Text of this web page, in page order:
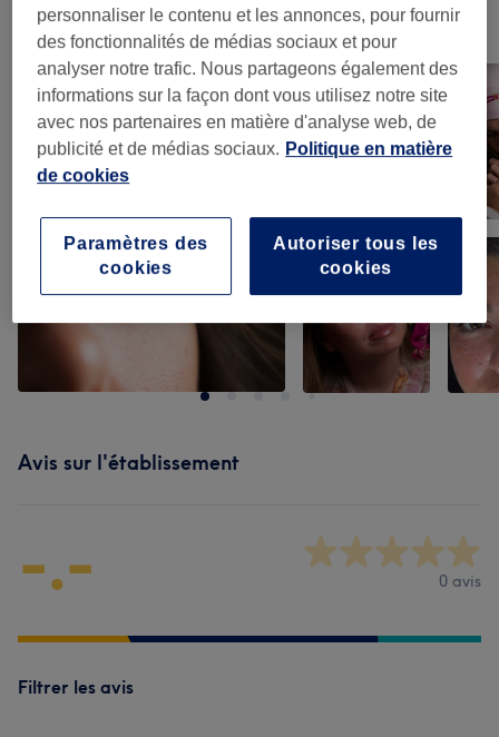
Notre travail
Appuyez sur l'image pour voir plus de détails
Avis sur l'établissement
-.- 0 avis
Filtrer les avis
personnaliser le contenu et les annonces, pour fournir
des fonctionnalités de médias sociaux et pour
analyser notre trafic. Nous partageons également des
informations sur la façon dont vous utilisez notre site
avec nos partenaires en matière d'analyse web, de
publicité et de médias sociaux. Politique en matière
de cookies
Autoriser tous les
cookies
Paramètres des
cookies